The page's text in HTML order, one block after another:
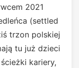
2021
(settled
trzon polskiej
tu już dzieci
kariery,